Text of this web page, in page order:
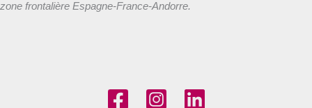
zone frontalière Espagne-France-Andorre.